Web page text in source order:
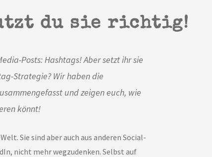
du sie richtig!
Posts: Hashtags! Aber setzt ihr sie
Strategie? Wir haben die
und zeigen euch, wie
könnt!
Sie sind aber auch aus anderen Social-
nicht mehr wegzudenken. Selbst auf